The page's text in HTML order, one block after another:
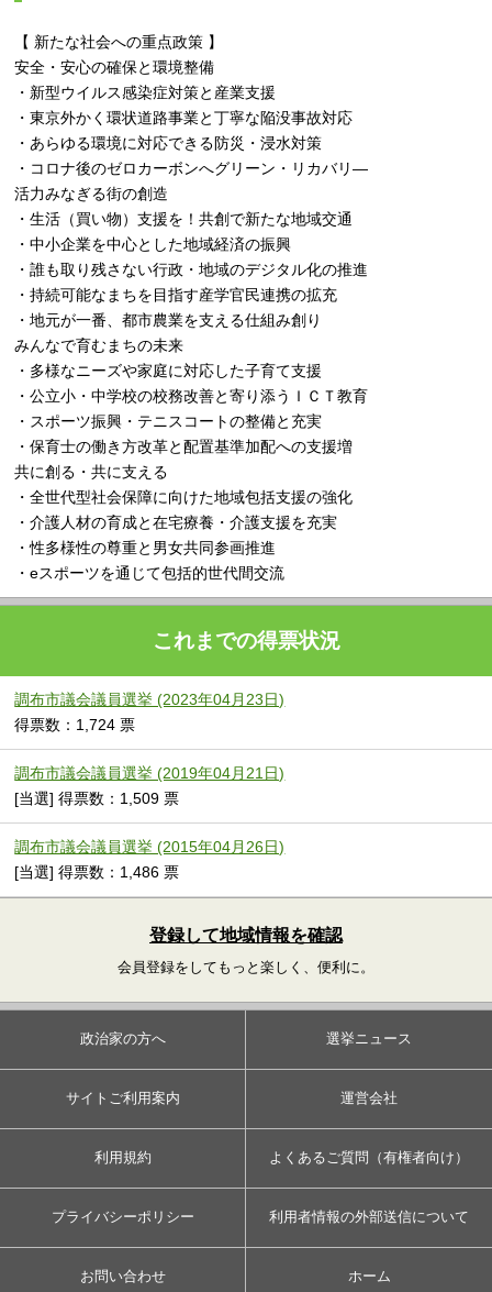
【 新たな社会への重点政策 】
安全・安心の確保と環境整備
・新型ウイルス感染症対策と産業支援
・東京外かく環状道路事業と丁寧な陥没事故対応
・あらゆる環境に対応できる防災・浸水対策
・コロナ後のゼロカーボンへグリーン・リカバリ―
活力みなぎる街の創造
・生活（買い物）支援を！共創で新たな地域交通
・中小企業を中心とした地域経済の振興
・誰も取り残さない行政・地域のデジタル化の推進
・持続可能なまちを目指す産学官民連携の拡充
・地元が一番、都市農業を支える仕組み創り
みんなで育むまちの未来
・多様なニーズや家庭に対応した子育て支援
・公立小・中学校の校務改善と寄り添うＩＣＴ教育
・スポーツ振興・テニスコートの整備と充実
・保育士の働き方改革と配置基準加配への支援増
共に創る・共に支える
・全世代型社会保障に向けた地域包括支援の強化
・介護人材の育成と在宅療養・介護支援を充実
・性多様性の尊重と男女共同参画推進
・eスポーツを通じて包括的世代間交流
これまでの得票状況
調布市議会議員選挙 (2023年04月23日)
得票数：1,724 票
調布市議会議員選挙 (2019年04月21日)
[当選] 得票数：1,509 票
調布市議会議員選挙 (2015年04月26日)
[当選] 得票数：1,486 票
登録して地域情報を確認
会員登録をしてもっと楽しく、便利に。
政治家の方へ 選挙ニュース
サイトご利用案内 運営会社
利用規約 よくあるご質問（有権者向け）
プライバシーポリシー 利用者情報の外部送信について
お問い合わせ ホーム